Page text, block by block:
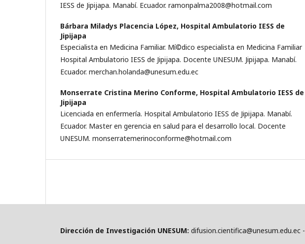
IESS de Jipijapa. Manabí­. Ecuador. ramonpalma2008@hotmail.com
Bárbara Miladys Placencia López, Hospital Ambulatorio IESS de
Jipijapa
Especialista en Medicina Familiar. Mí©dico especialista en Medicina Familiar
Hospital Ambulatorio IESS de Jipijapa. Docente UNESUM. Jipijapa. Manabí­.
Ecuador. merchan.holanda@unesum.edu.ec
Monserrate Cristina Merino Conforme, Hospital Ambulatorio IESS de
Jipijapa
Licenciada en enfermerí­a. Hospital Ambulatorio IESS de Jipijapa. Manabí­.
Ecuador. Master en gerencia en salud para el desarrollo local. Docente
UNESUM. monserratemerinoconforme@hotmail.com
Dirección de Investigación UNESUM: difusion.cientifica@unesum.edu.ec -